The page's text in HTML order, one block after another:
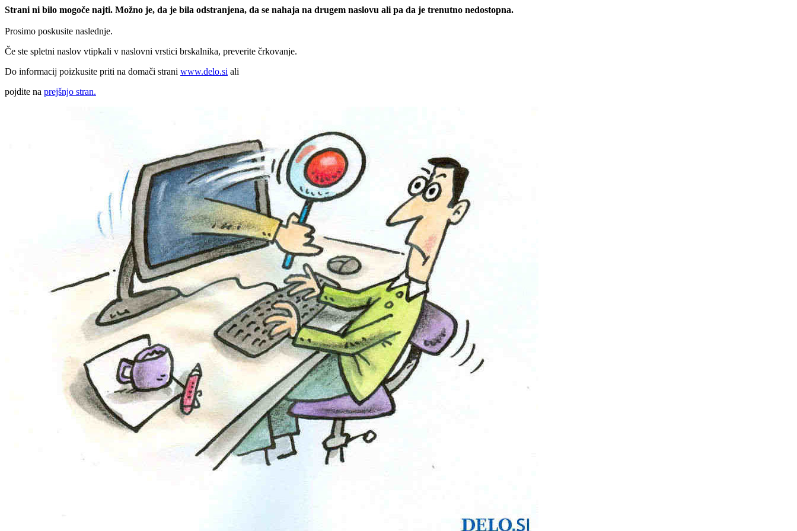
Strani ni bilo mogoče najti. Možno je, da je bila odstranjena, da se nahaja na drugem naslovu ali pa da je trenutno nedostopna.
Prosimo poskusite naslednje.
Če ste spletni naslov vtipkali v naslovni vrstici brskalnika, preverite črkovanje.
Do informacij poizkusite priti na domači strani www.delo.si ali
pojdite na prejšnjo stran.